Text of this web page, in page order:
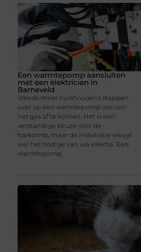
Een warmtepomp aansluiten
met een elektricien in
Barneveld
Steeds meer huishoudens stappen
over op een warmtepomp om van
het gas af te komen. Het is een
verstandige keuze voor de
toekomst, maar de installatie vraagt
wel het nodige van uw elektra. Een
warmtepomp